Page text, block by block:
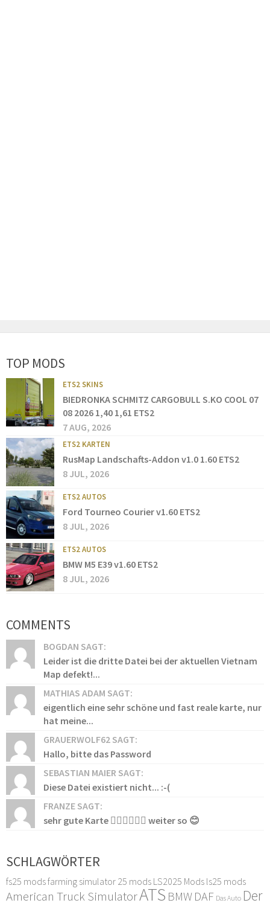
TOP MODS
ETS2 SKINS
BIEDRONKA SCHMITZ CARGOBULL S.KO COOL 07
08 2026 1,40 1,61 ETS2
7 AUG, 2026
ETS2 KARTEN
RusMap Landschafts-Addon v1.0 1.60 ETS2
8 JUL, 2026
ETS2 AUTOS
Ford Tourneo Courier v1.60 ETS2
8 JUL, 2026
ETS2 AUTOS
BMW M5 E39 v1.60 ETS2
8 JUL, 2026
COMMENTS
BOGDAN SAGT:
Leider ist die dritte Datei bei der aktuellen Vietnam
Map defekt!...
MATHIAS ADAM SAGT:
eigentlich eine sehr schöne und fast reale karte, nur
hat meine...
GRAUERWOLF62 SAGT:
Hallo, bitte das Password
SEBASTIAN MAIER SAGT:
Diese Datei existiert nicht... :-(
FRANZE SAGT:
sehr gute Karte 👍🏻👍🏻👍🏻 weiter so 😊
SCHLAGWÖRTER
fs25 modsfarming simulator 25 mods LS2025 Mods ls25 mods
American Truck SimulatorATS BMW DAF Das Auto Der